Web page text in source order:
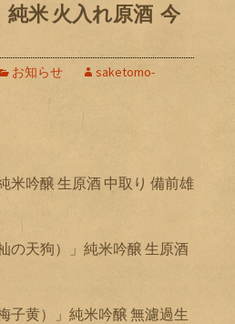
純米 火入れ原酒 今
お知らせ
saketomo-
米吟醸 生原酒 中取り 備前雄
の天狗）」純米吟醸 生原酒
子黄）」純米吟醸 無濾過生